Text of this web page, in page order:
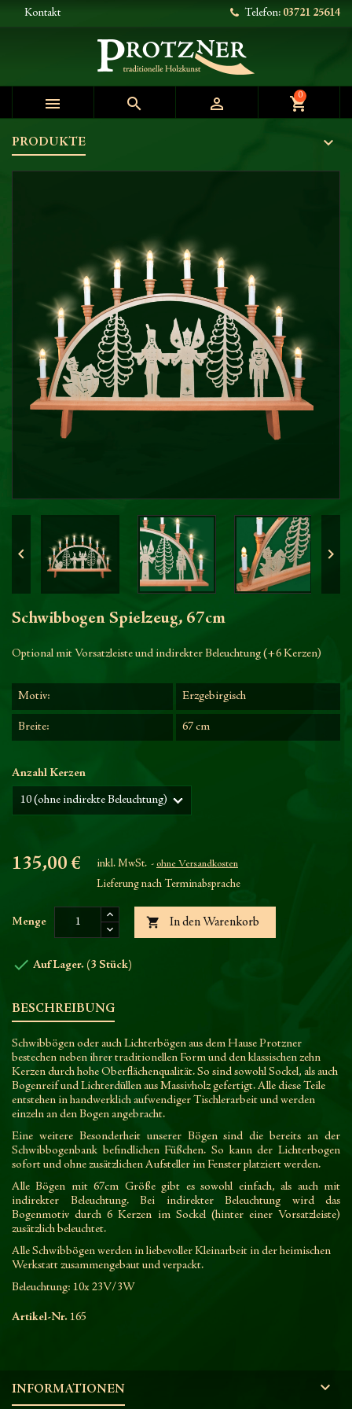
Kontakt Telefon: 03721 25614
   shopping_cart
0
PRODUKTE
 
Schwibbogen Spielzeug, 67cm
Optional mit Vorsatzleiste und indirekter Beleuchtung (+6 Kerzen)
Motiv: Erzgebirgisch
Breite: 67 cm
Anzahl Kerzen
135,00 € inkl. MwSt. ohne Versandkosten
Lieferung nach Terminabsprache
Menge  In den Warenkorb
 Auf Lager. (3 Stück)
BESCHREIBUNG
Schwibbögen oder auch Lichterbögen aus dem Hause Protzner
bestechen neben ihrer traditionellen Form und den klassischen zehn
Kerzen durch hohe Oberflächenqualität. So sind sowohl Sockel, als auch
Bogenreif und Lichterdüllen aus Massivholz gefertigt. Alle diese Teile
entstehen in handwerklich aufwendiger Tischlerarbeit und werden
einzeln an den Bogen angebracht.
Eine weitere Besonderheit unserer Bögen sind die bereits an der
Schwibbogenbank befindlichen Füßchen. So kann der Lichterbogen
sofort und ohne zusätzlichen Aufsteller im Fenster platziert werden.
Alle Bögen mit 67cm Größe gibt es sowohl einfach, als auch mit
indirekter Beleuchtung. Bei indirekter Beleuchtung wird das
Bogenmotiv durch 6 Kerzen im Sockel (hinter einer Vorsatzleiste)
zusätzlich beleuchtet.
Alle Schwibbögen werden in liebevoller Kleinarbeit in der heimischen
Werkstatt zusammengebaut und verpackt.
Beleuchtung: 10x 23V/3W
Artikel-Nr. 165
INFORMATIONEN 